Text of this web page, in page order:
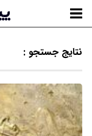
نتایج جستجو :